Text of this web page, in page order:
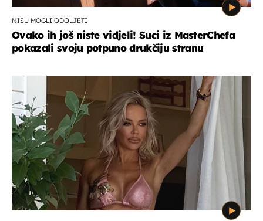
NISU MOGLI ODOLJETI
Ovako ih još niste vidjeli! Suci iz MasterChefa
pokazali svoju potpuno drukčiju stranu